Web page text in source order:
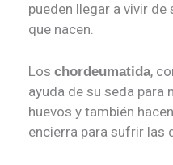
pueden llegar a vivir
que nacen.
Los chordeumatida,
ayuda de su seda para
huevos y también
encierra para sufrir las